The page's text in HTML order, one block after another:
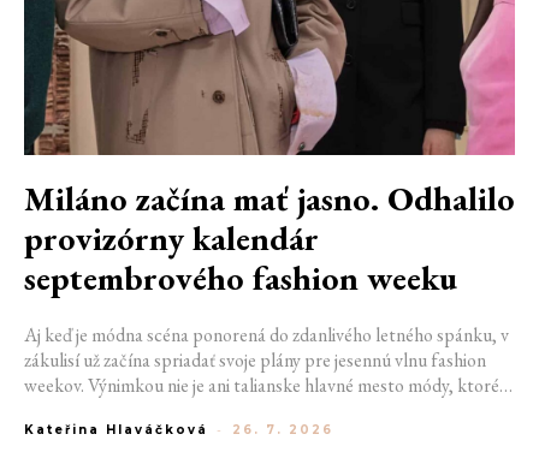
Miláno začína mať jasno. Odhalilo
provizórny kalendár
septembrového fashion weeku
Aj keď je módna scéna ponorená do zdanlivého letného spánku, v
zákulisí už začína spriadať svoje plány pre jesennú vlnu fashion
weekov. Výnimkou nie je ani talianske hlavné mesto módy, ktoré
od 22. do 28. septembra privíta tradičné mená, pozornosť však
Kateřina Hlaváčková - 26. 7. 2026